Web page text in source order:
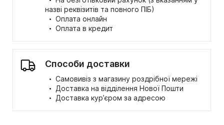
назві реквізитів та повного ПІБ)
· Оплата онлайн
· Оплата в кредит
Способи доставки
· Самовивіз з магазину роздрібної мережі
· Доставка на відділення Нової Пошти
· Доставка кур’єром за адресою